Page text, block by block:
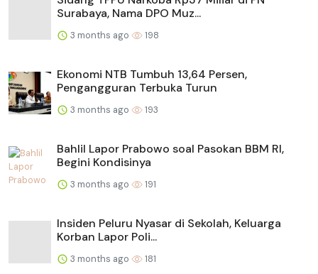
Surabaya, Nama DPO Muz...
3 months ago 198
Ekonomi NTB Tumbuh 13,64 Persen,
Pengangguran Terbuka Turun
3 months ago 193
Bahlil Lapor Prabowo soal Pasokan BBM RI,
Begini Kondisinya
3 months ago 191
Insiden Peluru Nyasar di Sekolah, Keluarga
Korban Lapor Poli...
3 months ago 181